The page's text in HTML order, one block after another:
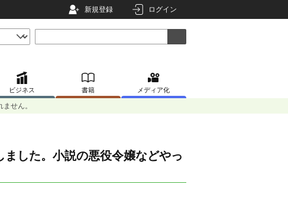
新規登録 ログイン
ビジネス 書籍 メディア化
せん。
した。小説の悪役令嬢などやっ